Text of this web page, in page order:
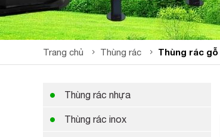
Trang chủ Thùng rác Thùng rác gỗ
Thùng rác nhựa
Thùng rác inox